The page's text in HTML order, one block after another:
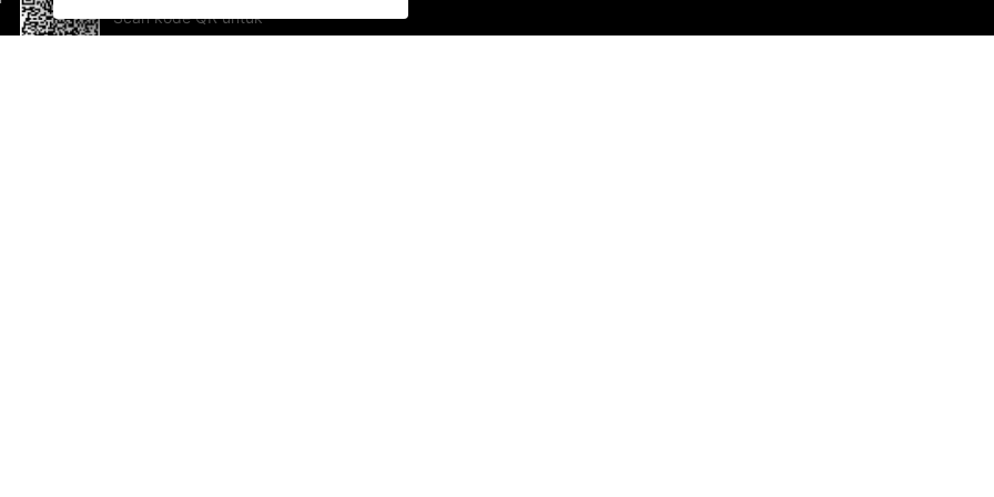
Scan kode QR untuk
mengunduh sekarang!